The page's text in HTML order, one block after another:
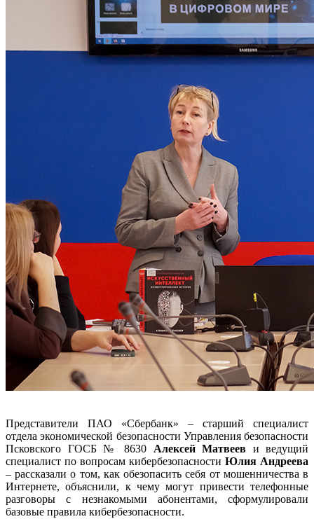
Представители ПАО «Сбербанк» – старший специалист
отдела экономической безопасности Управления безопасности
Псковского ГОСБ № 8630 Алексей Матвеев и ведущий
специалист по вопросам кибербезопасности Юлия Андреева
– рассказали о том, как обезопасить себя от мошенничества в
Интернете, объяснили, к чему могут привести телефонные
разговоры с незнакомыми абонентами, сформулировали
базовые правила кибербезопасности.